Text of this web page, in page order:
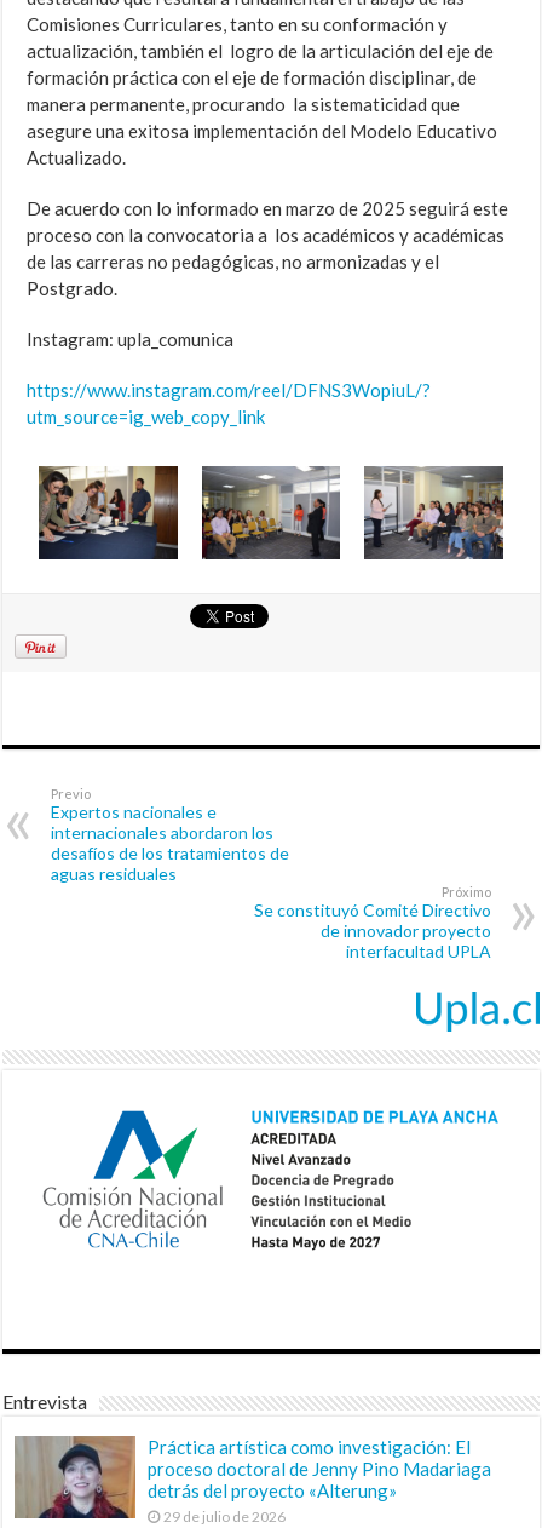
Comisiones Curriculares, tanto en su conformación y
actualización, también el logro de la articulación del eje de
formación práctica con el eje de formación disciplinar, de
manera permanente, procurando la sistematicidad que
asegure una exitosa implementación del Modelo Educativo
Actualizado.
De acuerdo con lo informado en marzo de 2025 seguirá este
proceso con la convocatoria a los académicos y académicas
de las carreras no pedagógicas, no armonizadas y el
Postgrado.
Instagram: upla_comunica
https://www.instagram.com/reel/DFNS3WopiuL/?
utm_source=ig_web_copy_link
Previo
Expertos nacionales e
internacionales abordaron los
desafíos de los tratamientos de
aguas residuales
Próximo
Se constituyó Comité Directivo
de innovador proyecto
interfacultad UPLA
Entrevista
Práctica artística como investigación: El
proceso doctoral de Jenny Pino Madariaga
detrás del proyecto «Alterung»
29 de julio de 2026